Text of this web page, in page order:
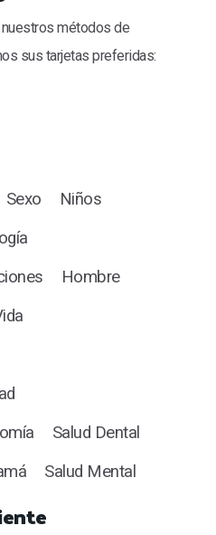
métodos de
sus tarjetas preferidas:
Sexo
Niños
Hombre
Salud Dental
Salud Mental